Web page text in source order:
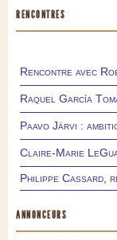
RENCONTRES
Rencontre avec
Raquel García
Paavo Järvi :
Claire-Marie
Philippe Cassard,
ANNONCEURS